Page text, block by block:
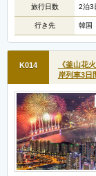
旅行日数 2泊3
行き先 韓国
K014
《釜山花
岸列車3日